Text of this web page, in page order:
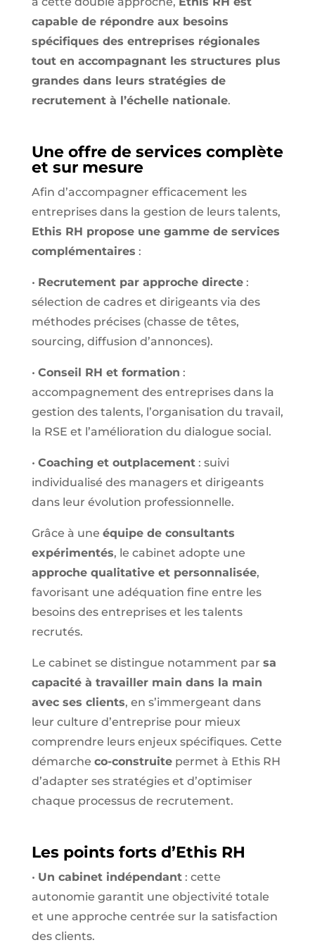
capable de répondre aux besoins
spécifiques des entreprises régionales
tout en accompagnant les structures plus
grandes dans leurs stratégies de
recrutement à l’échelle nationale.
Une offre de services complète
et sur mesure
Afin d’accompagner efficacement les
entreprises dans la gestion de leurs talents,
Ethis RH propose une gamme de services
complémentaires :
• Recrutement par approche directe:
sélection de cadres et dirigeants via des
méthodes précises (chasse de têtes,
sourcing, diffusion d’annonces).
• Conseil RH et formation :
accompagnement des entreprises dans la
gestion des talents, l’organisation du travail,
la RSE et l’amélioration du dialogue social.
• Coaching et outplacement: suivi
individualisé des managers et dirigeants
dans leur évolution professionnelle.
Grâce à une équipe de consultants
expérimentés, le cabinet adopte une
approche qualitative et personnalisée,
favorisant une adéquation fine entre les
besoins des entreprises et les talents
recrutés.
Le cabinet se distingue notamment par sa
capacité à travailler main dans la main
avec ses clients, en s’immergeant dans
leur culture d’entreprise pour mieux
comprendre leurs enjeux spécifiques. Cette
démarche co-construitepermet à Ethis RH
d’adapter ses stratégies et d’optimiser
chaque processus de recrutement.
Les points forts d’Ethis RH
• Un cabinet indépendant: cette
autonomie garantit une objectivité totale
et une approche centrée sur la satisfaction
des clients.